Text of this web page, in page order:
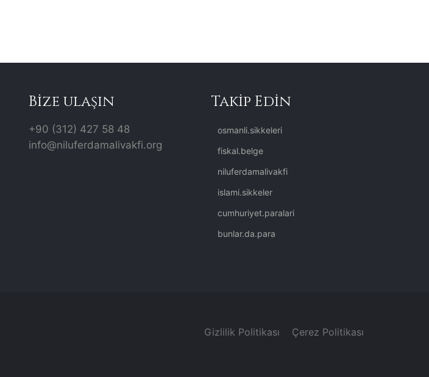
Bize ulaşın
+90 (312) 427 58 48
info@niluferdamalivakfi.org
Takip Edin
osmanli.sikkeleri
fiskal.belge
niluferdamalivakfi
islami.sikkeler
cumhuriyet.paralari
bunlar.da.para
Gizlilik Politikası Çerez Politikası